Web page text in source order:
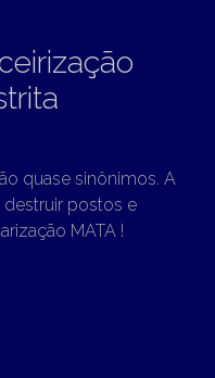
quase sinônimos. A
destruir postos e
MATA !